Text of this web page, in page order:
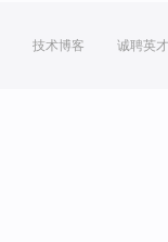
技术博客 诚聘英才